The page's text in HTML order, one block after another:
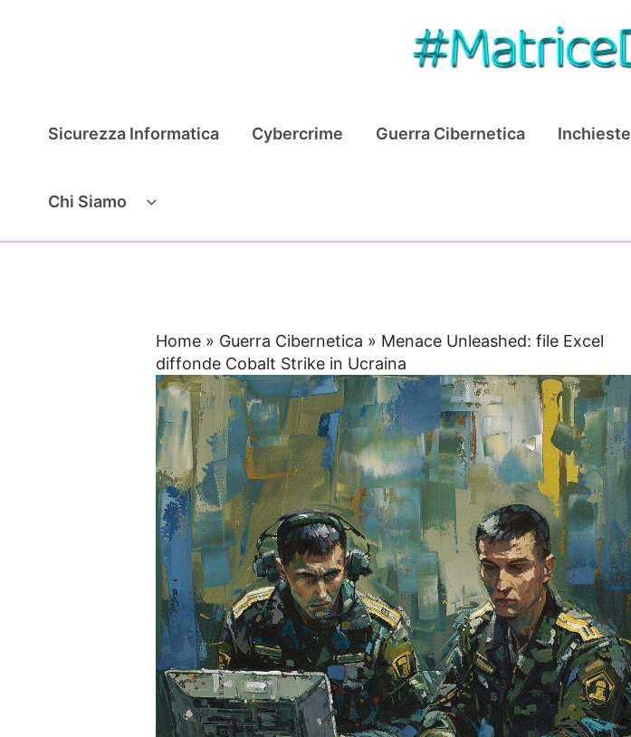
Sicurezza Informatica Cybercrime Guerra Cibernetica Inchieste
Chi Siamo
Home » Guerra Cibernetica » Menace Unleashed: file Excel
diffonde Cobalt Strike in Ucraina